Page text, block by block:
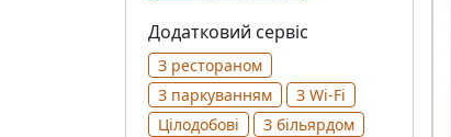
Додатковий сервіс
З рестораном
З паркуванням
З Wi-Fi
Цілодобові
З більярдом